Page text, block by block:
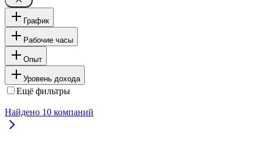
График
Рабочие часы
Опыт
Уровень дохода
Ещё фильтры
Найдено 10 компаний